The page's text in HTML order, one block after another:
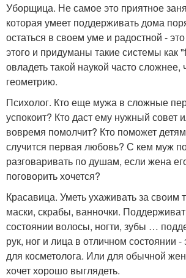
Уборщица. Не самое это приятное
которая умеет поддерживать дома
остаться в своем уме и радостной -
этого и придуманы такие системы как
овладеть такой наукой часто
геометрию.
Психолог. Кто еще мужа в сложные
успокоит? Кто даст ему нужный совет
вовремя помолчит? Кто поможет
случится первая любовь? С кем муж
разговаривать по душам, если жена
поговорить хочется?
Красавица. Уметь ухаживать за своим
маски, скрабы, ванночки.
состоянии волосы, ногти, зубы …
рук, ног и лица в отличном состоянии -
для косметолога. Или для обычной
хочет хорошо выглядеть.